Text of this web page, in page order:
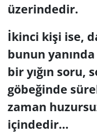
üzerindedir.
İkinci kişi ise,
bunun
bir yığın soru,
göbeğinde
zaman
içindedir…